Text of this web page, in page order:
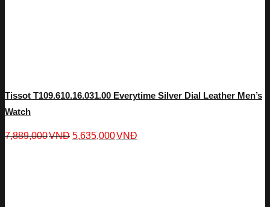
Tissot T109.610.16.031.00 Everytime Silver Dial Leather Men’s
Watch
7,889,000VNĐ 5,635,000VNĐ